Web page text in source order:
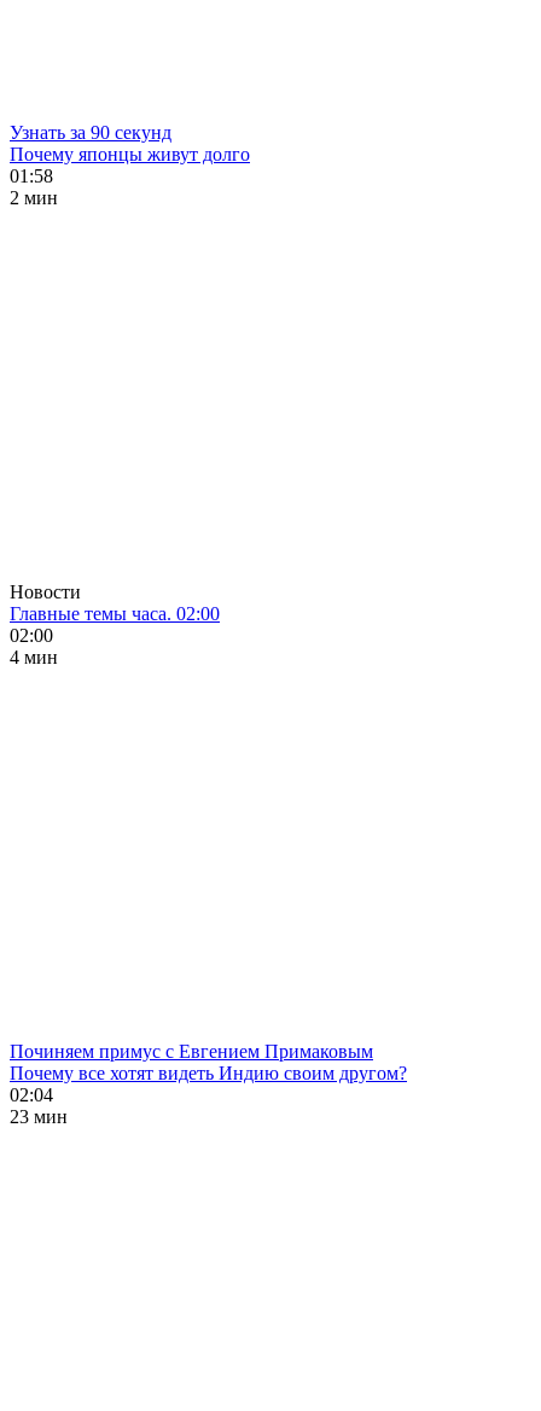
Узнать за 90 секунд
Почему японцы живут долго
01:58
2 мин
Новости
Главные темы часа. 02:00
02:00
4 мин
Починяем примус с Евгением Примаковым
Почему все хотят видеть Индию своим другом?
02:04
23 мин